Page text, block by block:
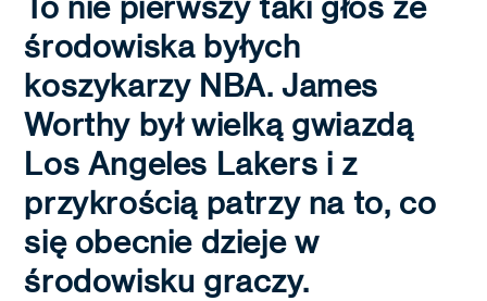
To nie pierwszy taki głos ze
środowiska byłych
koszykarzy NBA. James
Worthy był wielką gwiazdą
Los Angeles Lakers i z
przykrością patrzy na to, co
się obecnie dzieje w
środowisku graczy.